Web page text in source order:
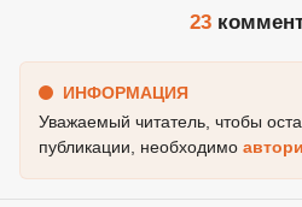
23
ИНФОРМАЦИЯ
Уважаемый читатель, чтобы
публикации, необходимо